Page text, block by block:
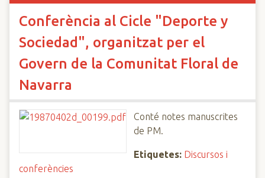
Conferència al Cicle "Deporte y
Sociedad", organitzat per el
Govern de la Comunitat Floral de
Navarra
Conté notes manuscrites
de PM.
Etiquetes: Discursos i
conferències